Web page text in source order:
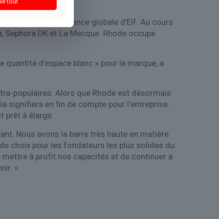
de la croissance globale d’Elf. Au cours
UK et La Mecque. Rhode occupe
d’espace blanc » pour la marque, a
populaires. Alors que Rhode est désormais
signifiera en fin de compte pour l’entreprise.
prêt à élargir.
Nous avons la barre très haute en matière
choix pour les fondateurs les plus solides du
à profit nos capacités et de continuer à
»